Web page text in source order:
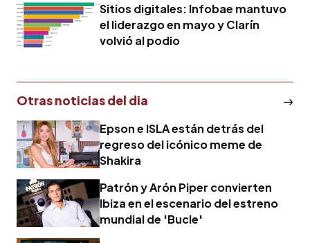
Sitios digitales: Infobae mantuvo
el liderazgo en mayo y Clarín
volvió al podio
Otras noticias del dia
Epson e ISLA están detrás del
regreso del icónico meme de
Shakira
Patrón y Arón Piper convierten
Ibiza en el escenario del estreno
mundial de 'Bucle'